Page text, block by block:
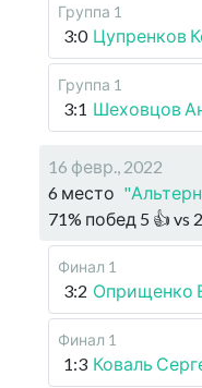
Группа 1
3:0 Цупренков
Группа 1
3:1 Шеховцов
16 февр., 2022
6 место
71% побед 5 👍 vs 2
Финал 1
3:2 Оприщенко
Финал 1
1:3 Коваль